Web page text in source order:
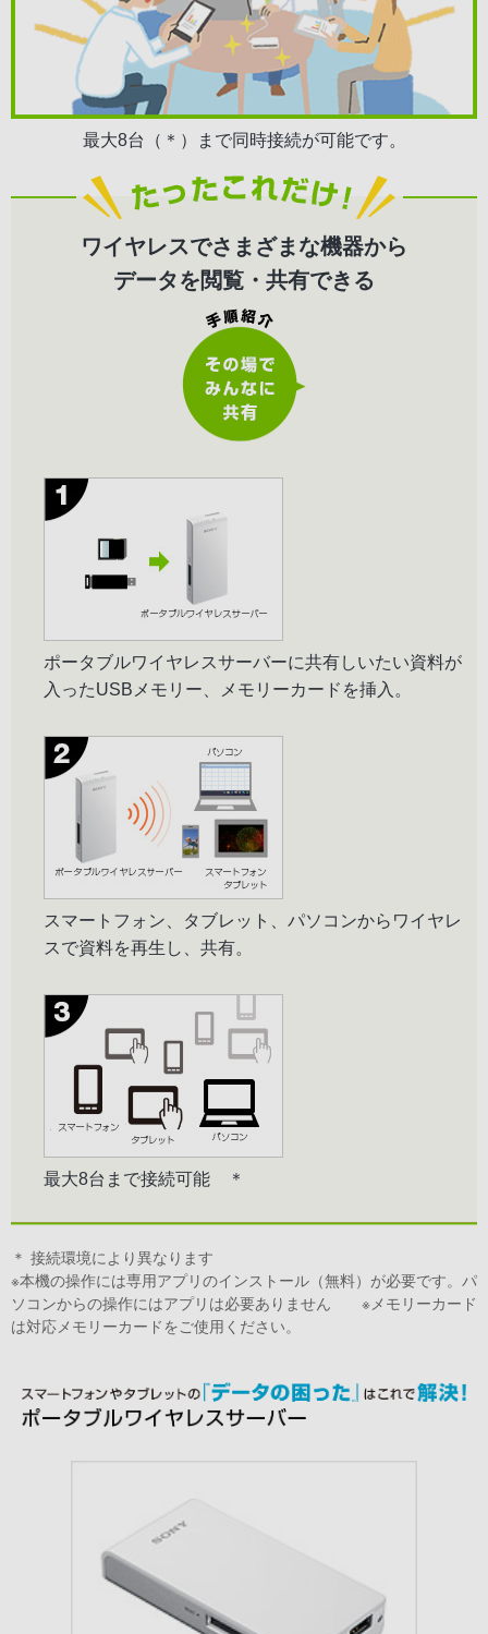
最大8台（＊）まで同時接続が可能です。
ワイヤレスでさまざまな機器から
データを閲覧・共有できる
ポータブルワイヤレスサーバーに共有しいたい資料が
入ったUSBメモリー、メモリーカードを挿入。
スマートフォン、タブレット、パソコンからワイヤレ
スで資料を再生し、共有。
最大8台まで接続可能 ＊
＊ 接続環境により異なります
※本機の操作には専用アプリのインストール（無料）が必要です。パ
ソコンからの操作にはアプリは必要ありません ※メモリーカード
は対応メモリーカードをご使用ください。